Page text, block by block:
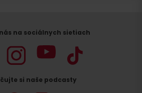
na sociálnych sietiach
si naše podcasty